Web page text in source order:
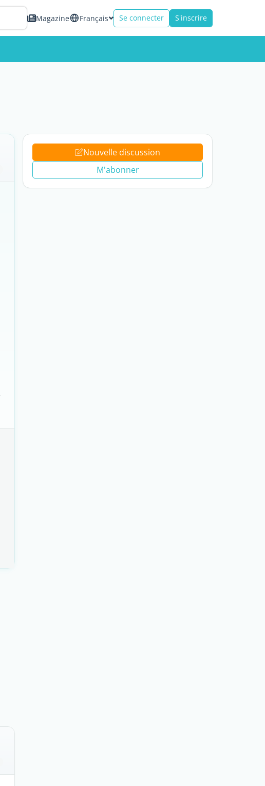
Magazine Français Se connecter S'inscrire
Nouvelle discussion
M'abonner